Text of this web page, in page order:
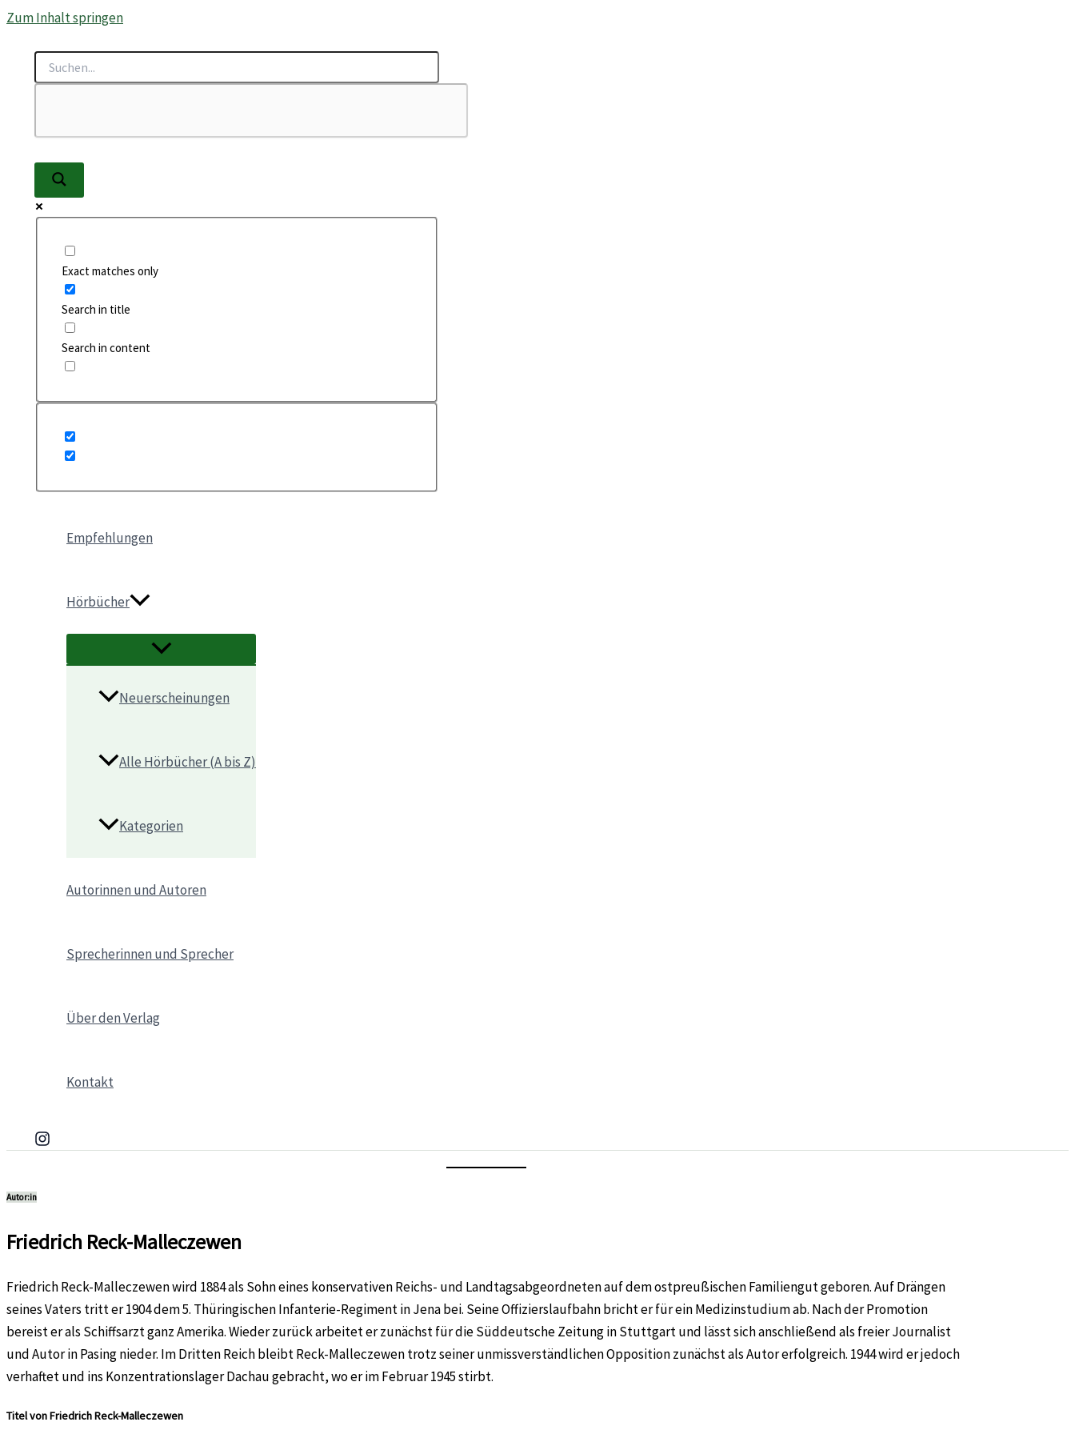
Zum Inhalt springen
Exact matches only
Search in title
Search in content
Empfehlungen
Hörbücher
Neuerscheinungen
Alle Hörbücher (A bis Z)
Kategorien
Autorinnen und Autoren
Sprecherinnen und Sprecher
Über den Verlag
Kontakt
Autor:in
Friedrich Reck-Malleczewen
Friedrich Reck-Malleczewen wird 1884 als Sohn eines konservativen Reichs- und Landtagsabgeordneten auf dem ostpreußischen Familiengut geboren. Auf Drängen
seines Vaters tritt er 1904 dem 5. Thüringischen Infanterie-Regiment in Jena bei. Seine Offizierslaufbahn bricht er für ein Medizinstudium ab. Nach der Promotion
bereist er als Schiffsarzt ganz Amerika. Wieder zurück arbeitet er zunächst für die Süddeutsche Zeitung in Stuttgart und lässt sich anschließend als freier Journalist
und Autor in Pasing nieder. Im Dritten Reich bleibt Reck-Malleczewen trotz seiner unmissverständlichen Opposition zunächst als Autor erfolgreich. 1944 wird er jedoch
verhaftet und ins Konzentrationslager Dachau gebracht, wo er im Februar 1945 stirbt.
Titel von Friedrich Reck-Malleczewen